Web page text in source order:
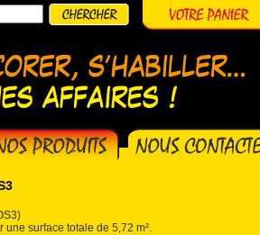
surface totale de 5,72 m².